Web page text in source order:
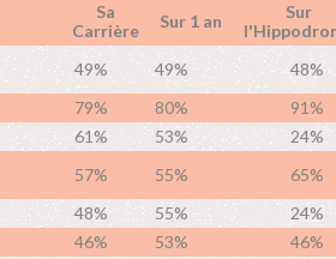
Sa
Carrière
Sur 1 an
Sur
49% 49%
48%
79% 80%
91%
61% 53%
24%
57% 55%
65%
48% 55%
24%
46% 53%
46%